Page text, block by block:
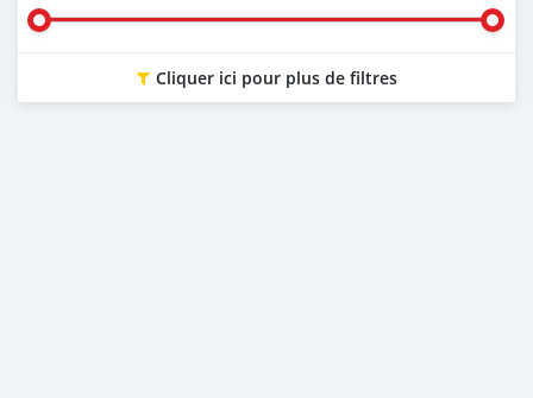
Cliquer ici pour plus de filtres